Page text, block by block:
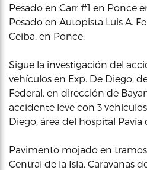
Pesado en Carr #1 en Ponce
Pesado en Autopista Luis A.
Ceiba, en Ponce.
Sigue la investigación del
vehículos en Exp. De Diego,
Federal, en dirección de
accidente leve con 3
Diego, área del hospital Pavía
Pavimento mojado en tramos
Central de la Isla. Caravanas